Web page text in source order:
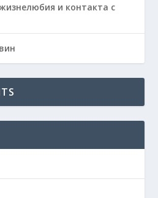
и контакта с